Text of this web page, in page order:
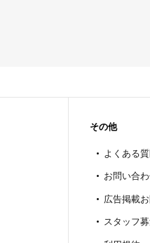
その他
よくある
お問い合
広告掲載
スタッフ